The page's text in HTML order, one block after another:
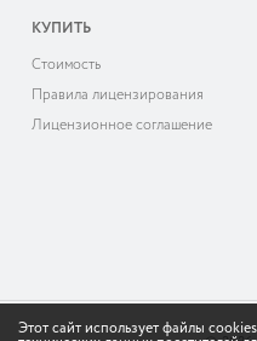
КУПИТЬ
Cтоимость
Правила лицензирования
Лицензионное соглашение
Этот сайт использует файлы